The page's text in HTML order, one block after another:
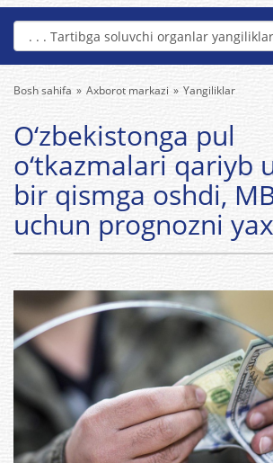
Bosh sahifa Axborot markazi Yangiliklar
O‘zbekistonga pul
o‘tkazmalari qariyb
bir qismga oshdi,
uchun prognozni